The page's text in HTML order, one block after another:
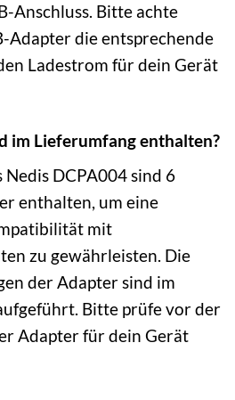
Anschluss. Bitte achte
Adapter die entsprechende
Ladestrom für dein Gerät
im Lieferumfang enthalten?
DCPA004 sind 6
enthalten, um eine
mit
zu gewährleisten. Die
der Adapter sind im
Bitte prüfe vor der
Adapter für dein Gerät